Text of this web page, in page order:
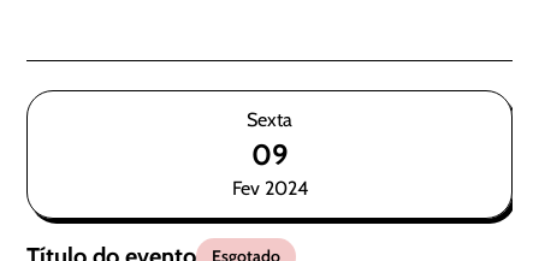
Sexta
09
Fev 2024
Esgotado